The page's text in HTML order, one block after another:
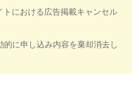
における広告掲載キャンセル
に申し込み内容を棄却消去し